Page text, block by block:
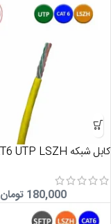
کابل شبکه CAT6 UTP LSZH متری
180,000 تومان